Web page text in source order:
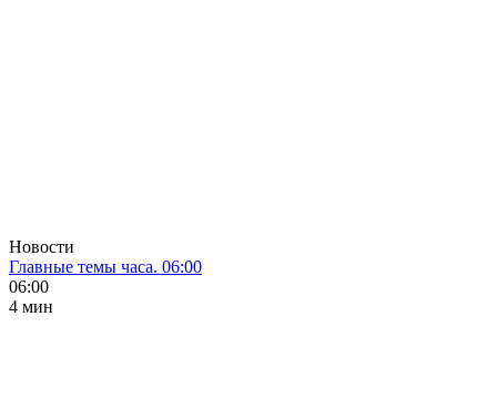
Новости
Главные темы часа. 06:00
06:00
4 мин